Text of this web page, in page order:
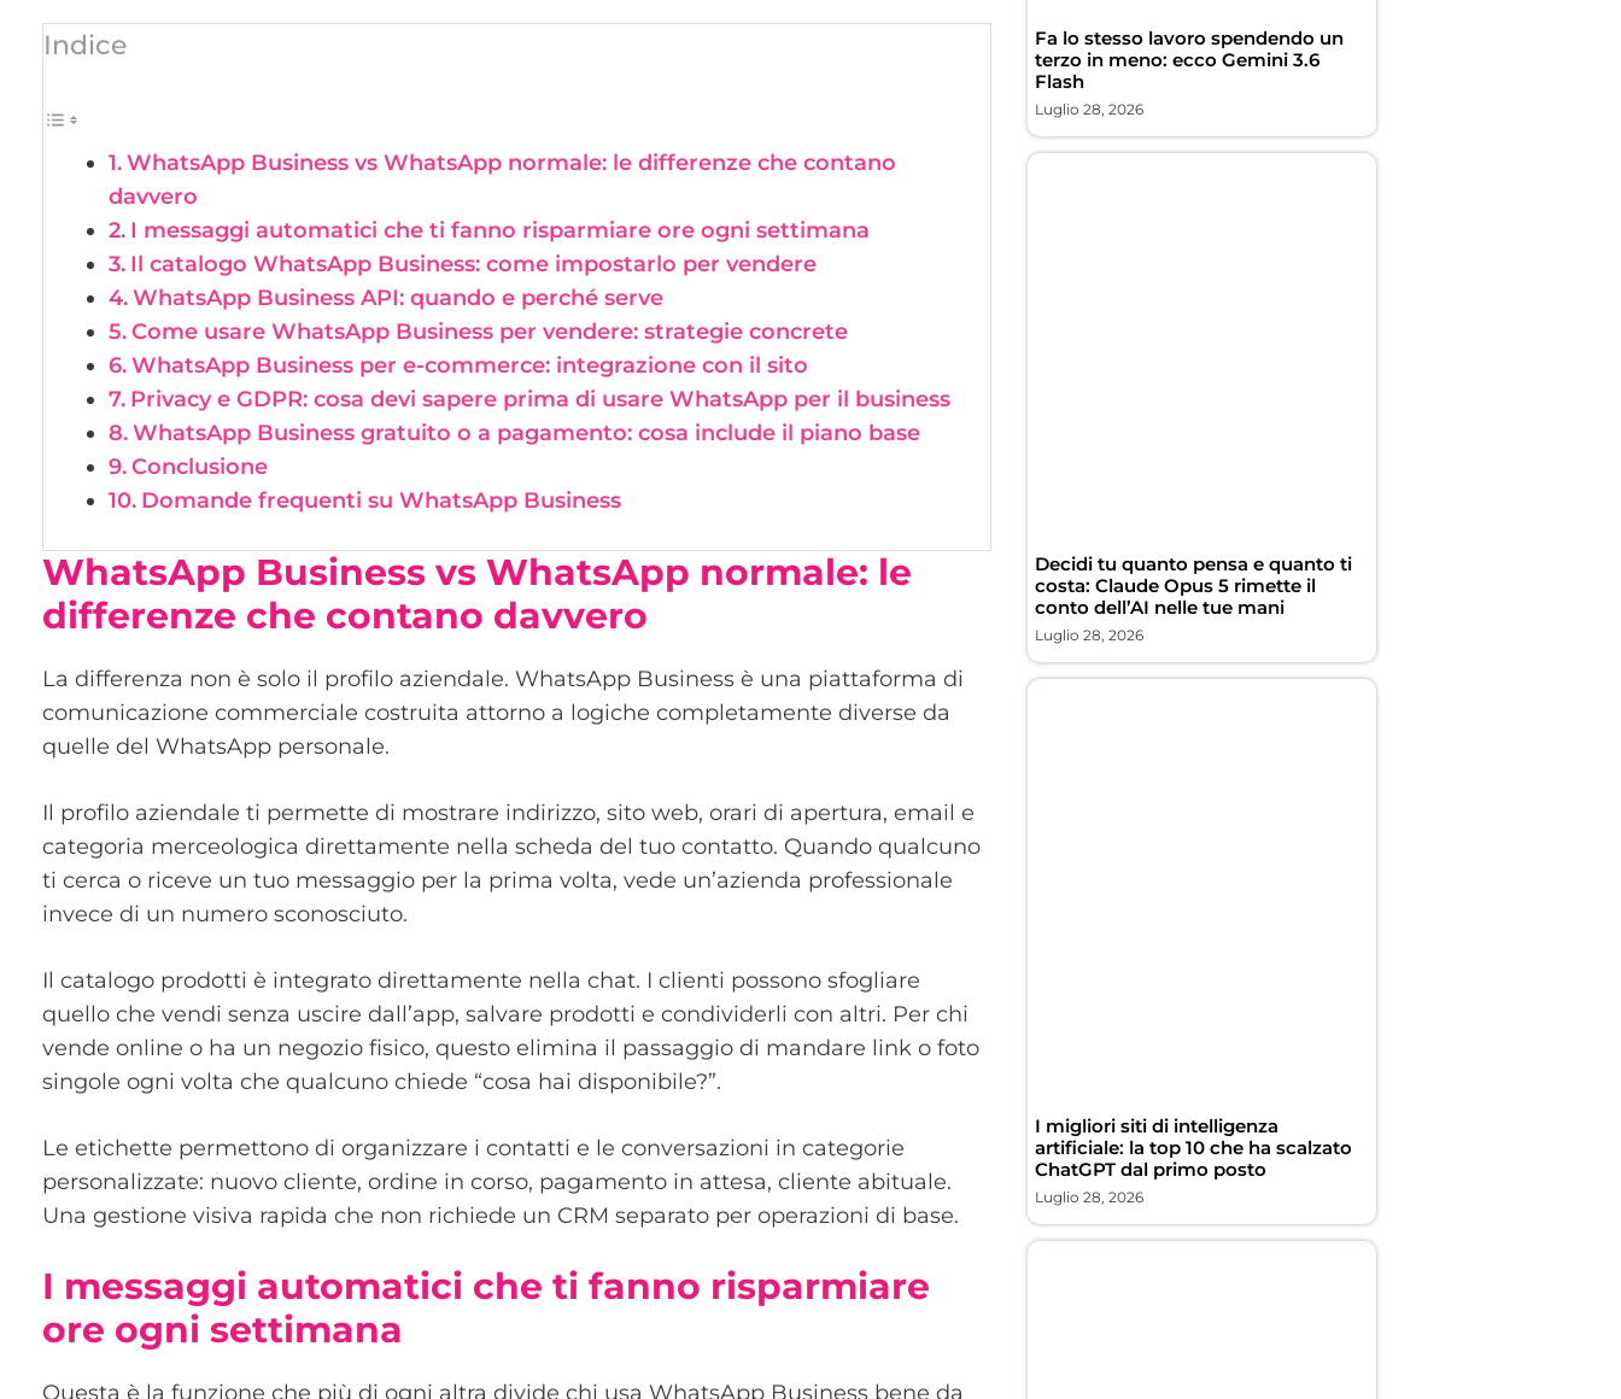
Indice
WhatsApp Business vs WhatsApp normale: le differenze che contano
davvero
I messaggi automatici che ti fanno risparmiare ore ogni settimana
Il catalogo WhatsApp Business: come impostarlo per vendere
WhatsApp Business API: quando e perché serve
Come usare WhatsApp Business per vendere: strategie concrete
WhatsApp Business per e-commerce: integrazione con il sito
Privacy e GDPR: cosa devi sapere prima di usare WhatsApp per il business
WhatsApp Business gratuito o a pagamento: cosa include il piano base
Conclusione
Domande frequenti su WhatsApp Business
WhatsApp Business vs WhatsApp normale: le
differenze che contano davvero
La differenza non è solo il profilo aziendale. WhatsApp Business è una piattaforma di
comunicazione commerciale costruita attorno a logiche completamente diverse da
quelle del WhatsApp personale.
Il profilo aziendale ti permette di mostrare indirizzo, sito web, orari di apertura, email e
categoria merceologica direttamente nella scheda del tuo contatto. Quando qualcuno
ti cerca o riceve un tuo messaggio per la prima volta, vede un’azienda professionale
invece di un numero sconosciuto.
Il catalogo prodotti è integrato direttamente nella chat. I clienti possono sfogliare
quello che vendi senza uscire dall’app, salvare prodotti e condividerli con altri. Per chi
vende online o ha un negozio fisico, questo elimina il passaggio di mandare link o foto
singole ogni volta che qualcuno chiede “cosa hai disponibile?”.
Le etichette permettono di organizzare i contatti e le conversazioni in categorie
personalizzate: nuovo cliente, ordine in corso, pagamento in attesa, cliente abituale.
Una gestione visiva rapida che non richiede un CRM separato per operazioni di base.
I messaggi automatici che ti fanno risparmiare
ore ogni settimana
Questa è la funzione che più di ogni altra divide chi usa WhatsApp Business bene da
Fa lo stesso lavoro spendendo un
terzo in meno: ecco Gemini 3.6
Flash
Luglio 28, 2026
Decidi tu quanto pensa e quanto ti
costa: Claude Opus 5 rimette il
conto dell’AI nelle tue mani
Luglio 28, 2026
I migliori siti di intelligenza
artificiale: la top 10 che ha scalzato
ChatGPT dal primo posto
Luglio 28, 2026